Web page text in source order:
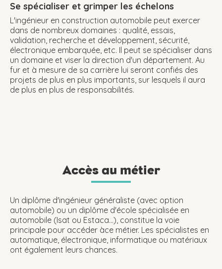
Se spécialiser et grimper les échelons
L'ingénieur en construction automobile peut exercer
dans de nombreux domaines : qualité, essais,
validation, recherche et développement, sécurité,
électronique embarquée, etc. Il peut se spécialiser dans
un domaine et viser la direction d'un département. Au
fur et à mesure de sa carrière lui seront confiés des
projets de plus en plus importants, sur lesquels il aura
de plus en plus de responsabilités.
Accès au métier
Un diplôme d'ingénieur généraliste (avec option
automobile) ou un diplôme d'école spécialisée en
automobile (Isat ou Estaca...), constitue la voie
principale pour accéder àce métier. Les spécialistes en
automatique, électronique, informatique ou matériaux
ont également leurs chances.